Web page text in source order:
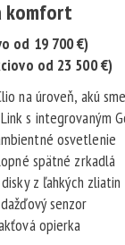
komfort
od 19 700 €)
od 23 500 €)
na úroveň, akú
s integrovaným
osvetlenie
spätné zrkadlá
z ľahkých zliatin
senzor
opierka